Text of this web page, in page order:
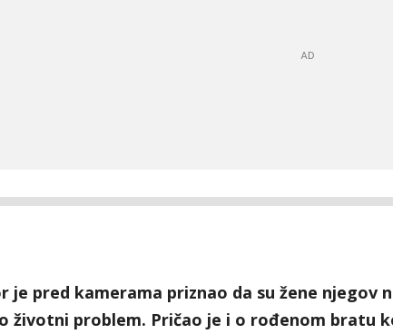
je pred kamerama priznao da su žene njegov
životni problem. Pričao je i o rođenom bratu